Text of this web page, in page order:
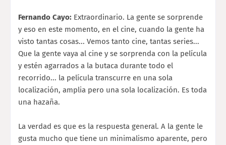
Fernando Cayo: Extraordinario. La gente se sorprende
y eso en este momento, en el cine, cuando la gente ha
visto tantas cosas... Vemos tanto cine, tantas series...
Que la gente vaya al cine y se sorprenda con la película
y estén agarrados a la butaca durante todo el
recorrido... la película transcurre en una sola
localización, amplia pero una sola localización. Es toda
una hazaña.
La verdad es que es la respuesta general. A la gente le
gusta mucho que tiene un minimalismo aparente, pero